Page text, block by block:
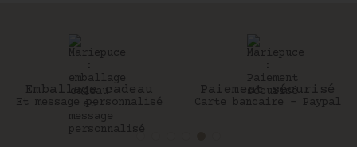
Emballage cadeau
Et message personnalisé
Paiement sécurisé
Carte bancaire - Paypal